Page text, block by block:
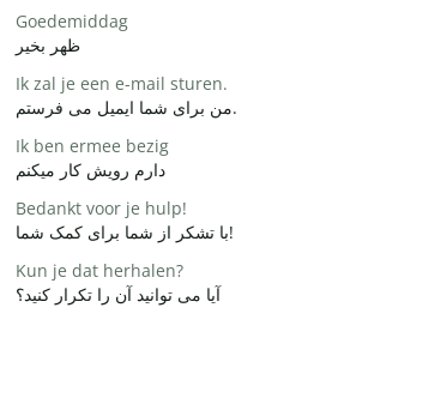
Goedemiddag
ظهر بخیر
Ik zal je een e-mail sturen.
من برای شما ایمیل می فرستم.
Ik ben ermee bezig
دارم رویش کار میکنم
Bedankt voor je hulp!
با تشکر از شما برای کمک شما!
Kun je dat herhalen?
آیا می توانید آن را تکرار کنید؟